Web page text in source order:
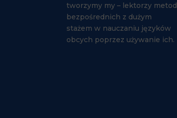
tworzymy my – lektorzy metod
bezpośrednich z dużym
stażem w nauczaniu języków
obcych poprzez używanie ich.